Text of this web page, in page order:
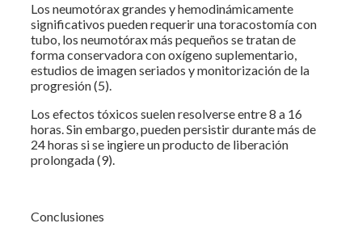
Los neumotórax grandes y hemodinámicamente
significativos pueden requerir una toracostomía con
tubo, los neumotórax más pequeños se tratan de
forma conservadora con oxígeno suplementario,
estudios de imagen seriados y monitorización de la
progresión (5).
Los efectos tóxicos suelen resolverse entre 8 a 16
horas. Sin embargo, pueden persistir durante más de
24 horas si se ingiere un producto de liberación
prolongada (9).
Conclusiones